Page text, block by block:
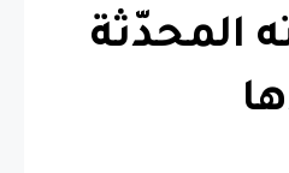
المحدّثة